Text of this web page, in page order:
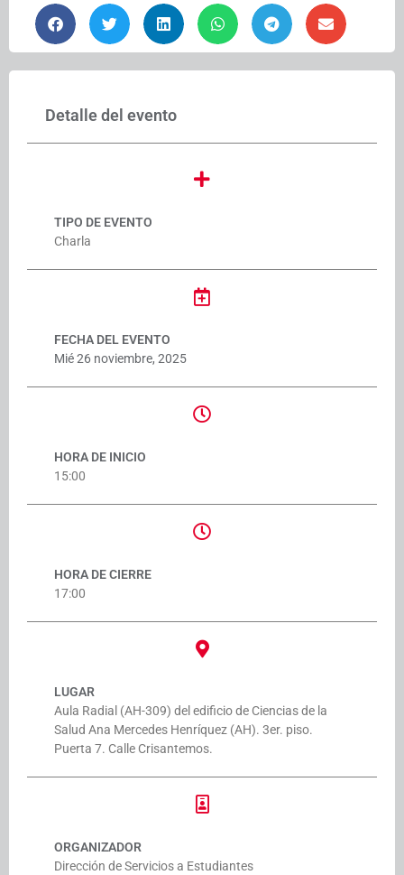
Detalle del evento
TIPO DE EVENTO
Charla
FECHA DEL EVENTO
Mié 26 noviembre, 2025
HORA DE INICIO
15:00
HORA DE CIERRE
17:00
LUGAR
Aula Radial (AH-309) del edificio de Ciencias de la
Salud Ana Mercedes Henríquez (AH). 3er. piso.
Puerta 7. Calle Crisantemos.
ORGANIZADOR
Dirección de Servicios a Estudiantes